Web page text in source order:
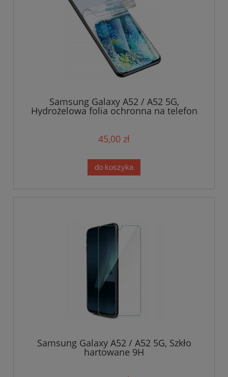
Samsung Galaxy A52 / A52 5G,
Hydrożelowa folia ochronna na telefon
45,00 zł
do koszyka
Samsung Galaxy A52 / A52 5G, Szkło
hartowane 9H